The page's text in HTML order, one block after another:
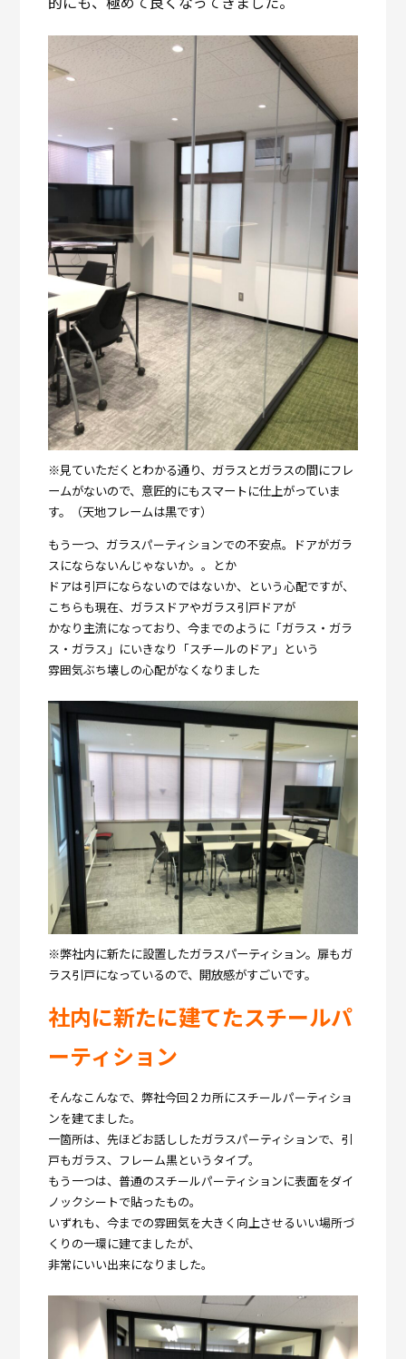
※見ていただくとわかる通り、ガラスとガラスの間にフレ
ームがないので、意匠的にもスマートに仕上がっていま
す。（天地フレームは黒です）
もう一つ、ガラスパーティションでの不安点。ドアがガラ
スにならないんじゃないか。。とか
ドアは引戸にならないのではないか、という心配ですが、
こちらも現在、ガラスドアやガラス引戸ドアが
かなり主流になっており、今までのように「ガラス・ガラ
ス・ガラス」にいきなり「スチールのドア」という
雰囲気ぶち壊しの心配がなくなりました
※弊社内に新たに設置したガラスパーティション。扉もガ
ラス引戸になっているので、開放感がすごいです。
社内に新たに建てたスチールパ
ーティション
そんなこんなで、弊社今回２カ所にスチールパーティショ
ンを建てました。
一箇所は、先ほどお話ししたガラスパーティションで、引
戸もガラス、フレーム黒というタイプ。
もう一つは、普通のスチールパーティションに表面をダイ
ノックシートで貼ったもの。
いずれも、今までの雰囲気を大きく向上させるいい場所づ
くりの一環に建てましたが、
非常にいい出来になりました。